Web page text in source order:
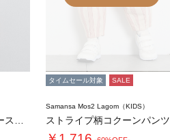
タイムセール対象 SALE
Samansa Mos2 Lagom（KIDS）
ストライプ柄コクーンパンツ